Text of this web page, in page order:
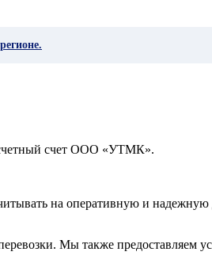
счет ООО «УТМК».
на оперативную и надежную
Мы также предоставляем